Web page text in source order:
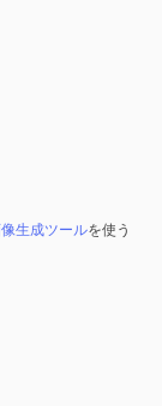
生成ツールを使う